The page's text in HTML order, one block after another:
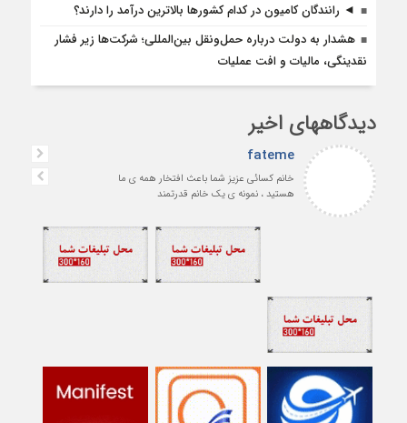
◄ رانندگان کامیون در کدام کشورها بالاترین درآمد را دارند؟
هشدار به دولت درباره حمل‌ونقل بین‌المللی؛ شرکت‌ها زیر فشار
نقدینگی، مالیات و افت عملیات
دیدگاههای اخیر
fateme
خانم کسائی عزیز شما باعث افتخار همه ی ما
هستید ، نمونه ی یک خانم قدرتمند